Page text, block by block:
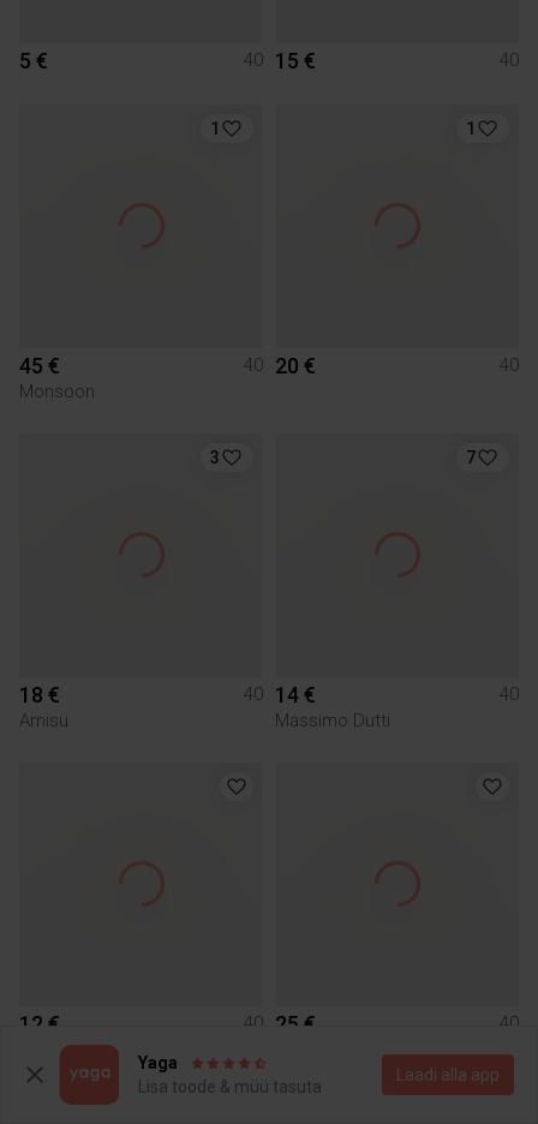
5 € 40 15 € 40
1
45 €
40
Monsoon
1
20 € 40
3
18 €
40
Amisu
7
14 €
40
Massimo Dutti
12 € 40 25 €
40
Yaga
Lisa toode & müü tasuta
Laadi alla äpp